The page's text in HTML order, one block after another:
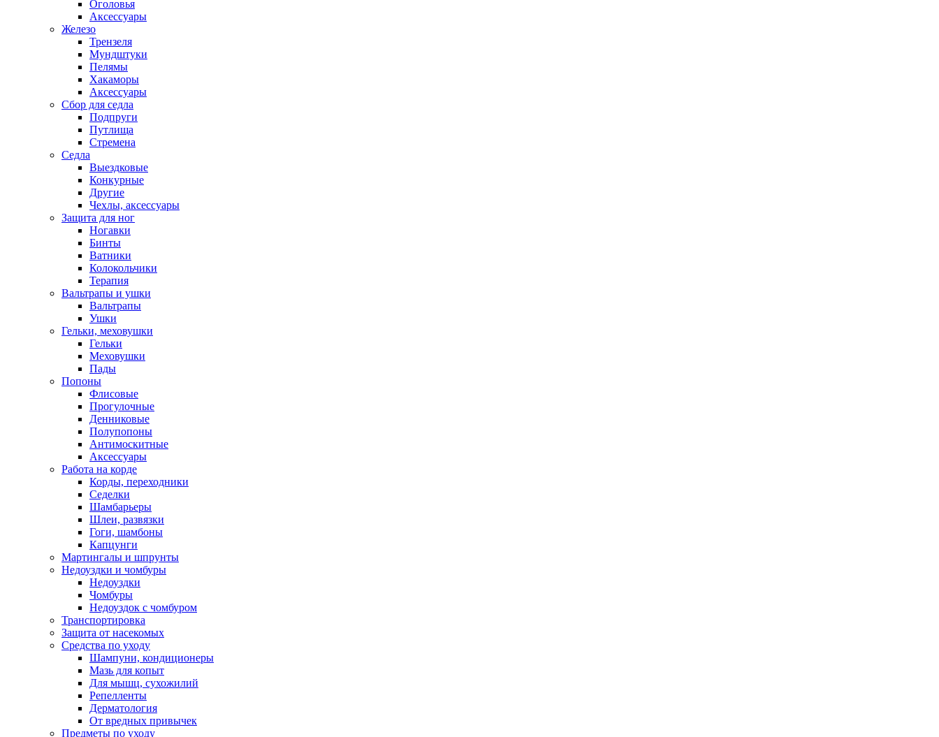
Оголовья
Аксессуары
Железо
Трензеля
Мундштуки
Пелямы
Хакаморы
Аксессуары
Сбор для седла
Подпруги
Путлища
Стремена
Седла
Выездковые
Конкурные
Другие
Чехлы, аксессуары
Защита для ног
Ногавки
Бинты
Ватники
Колокольчики
Терапия
Вальтрапы и ушки
Вальтрапы
Ушки
Гельки, меховушки
Гельки
Меховушки
Пады
Попоны
Флисовые
Прогулочные
Денниковые
Полупопоны
Антимоскитные
Аксессуары
Работа на корде
Корды, переходники
Седелки
Шамбарьеры
Шлеи, развязки
Гоги, шамбоны
Капцунги
Мартингалы и шпрунты
Недоуздки и чомбуры
Недоуздки
Чомбуры
Недоуздок с чомбуром
Транспортировка
Защита от насекомых
Средства по уходу
Шампуни, кондиционеры
Мазь для копыт
Для мышц, сухожилий
Репелленты
Дерматология
От вредных привычек
Предметы по уходу